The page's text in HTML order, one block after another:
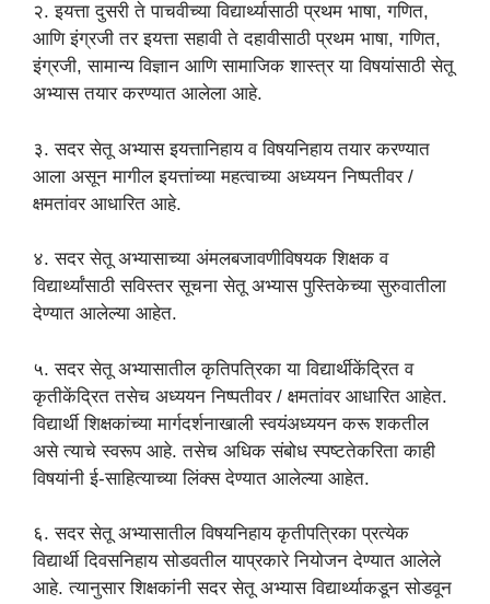
२. इयत्ता दुसरी ते पाचवीच्या विद्यार्थ्यासाठी प्रथम भाषा, गणित,
आणि इंग्रजी तर इयत्ता सहावी ते दहावीसाठी प्रथम भाषा, गणित,
इंग्रजी, सामान्य विज्ञान आणि सामाजिक शास्त्र या विषयांसाठी सेतू
अभ्यास तयार करण्यात आलेला आहे.
३. सदर सेतू अभ्यास इयत्तानिहाय व विषयनिहाय तयार करण्यात
आला असून मागील इयत्तांच्या महत्वाच्या अध्ययन निष्पतीवर /
क्षमतांवर आधारित आहे.
४. सदर सेतू अभ्यासाच्या अंमलबजावणीविषयक शिक्षक व
विद्यार्थ्यांसाठी सविस्तर सूचना सेतू अभ्यास पुस्तिकेच्या सुरुवातीला
देण्यात आलेल्या आहेत.
५. सदर सेतू अभ्यासातील कृतिपत्रिका या विद्यार्थीकेंद्रित व
कृतीकेंद्रित तसेच अध्ययन निष्पतीवर / क्षमतांवर आधारित आहेत.
विद्यार्थी शिक्षकांच्या मार्गदर्शनाखाली स्वयंअध्ययन करू शकतील
असे त्याचे स्वरूप आहे. तसेच अधिक संबोध स्पष्टतेकरिता काही
विषयांनी ई-साहित्याच्या लिंक्स देण्यात आलेल्या आहेत.
६. सदर सेतू अभ्यासातील विषयनिहाय कृतीपत्रिका प्रत्येक
विद्यार्थी दिवसनिहाय सोडवतील याप्रकारे नियोजन देण्यात आलेले
आहे. त्यानुसार शिक्षकांनी सदर सेतू अभ्यास विद्यार्थ्याकडून सोडवून